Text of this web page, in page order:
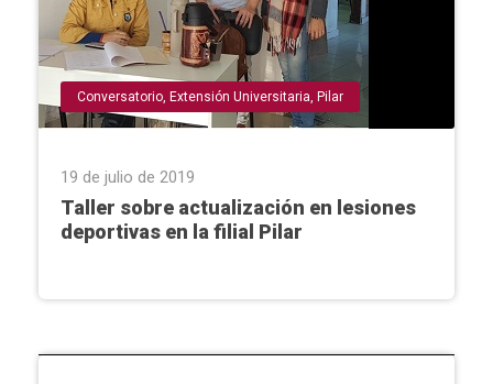
Conversatorio Extensión Universitaria Pilar
19 de julio de 2019
Taller sobre actualización en lesiones
deportivas en la filial Pilar